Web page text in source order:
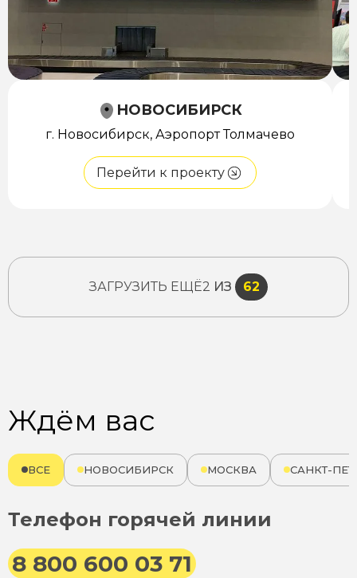
НОВОСИБИРСК
г. Новосибирск, Аэропорт Толмачево
Перейти к проекту
ЗАГРУЗИТЬ ЕЩЁ2 ИЗ 62
Ждём вас
ВСЕ НОВОСИБИРСК МОСКВА САНКТ-
Телефон горячей линии
8 800 600 03 71